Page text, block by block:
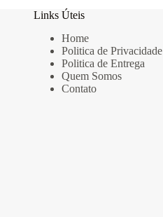
Links Úteis
Home
Politica de Privacidade
Politica de Entrega
Quem Somos
Contato